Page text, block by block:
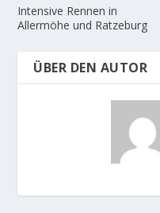
Intensive Rennen in
Allermöhe und Ratzeburg
ÜBER DEN AUTOR